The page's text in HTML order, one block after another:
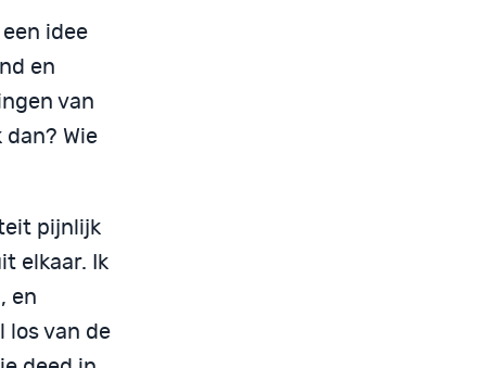
idee
en
van
Wie
pijnlijk
elkaar. Ik
en
los van de